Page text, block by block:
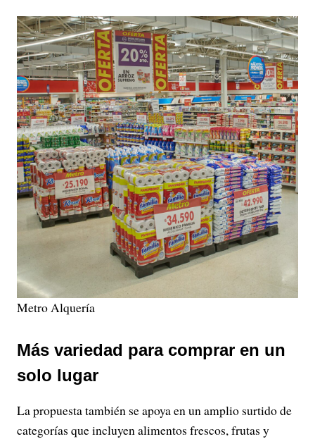
Metro Alquería
Más variedad para comprar en un
solo lugar
La propuesta también se apoya en un amplio surtido de
categorías que incluyen alimentos frescos, frutas y